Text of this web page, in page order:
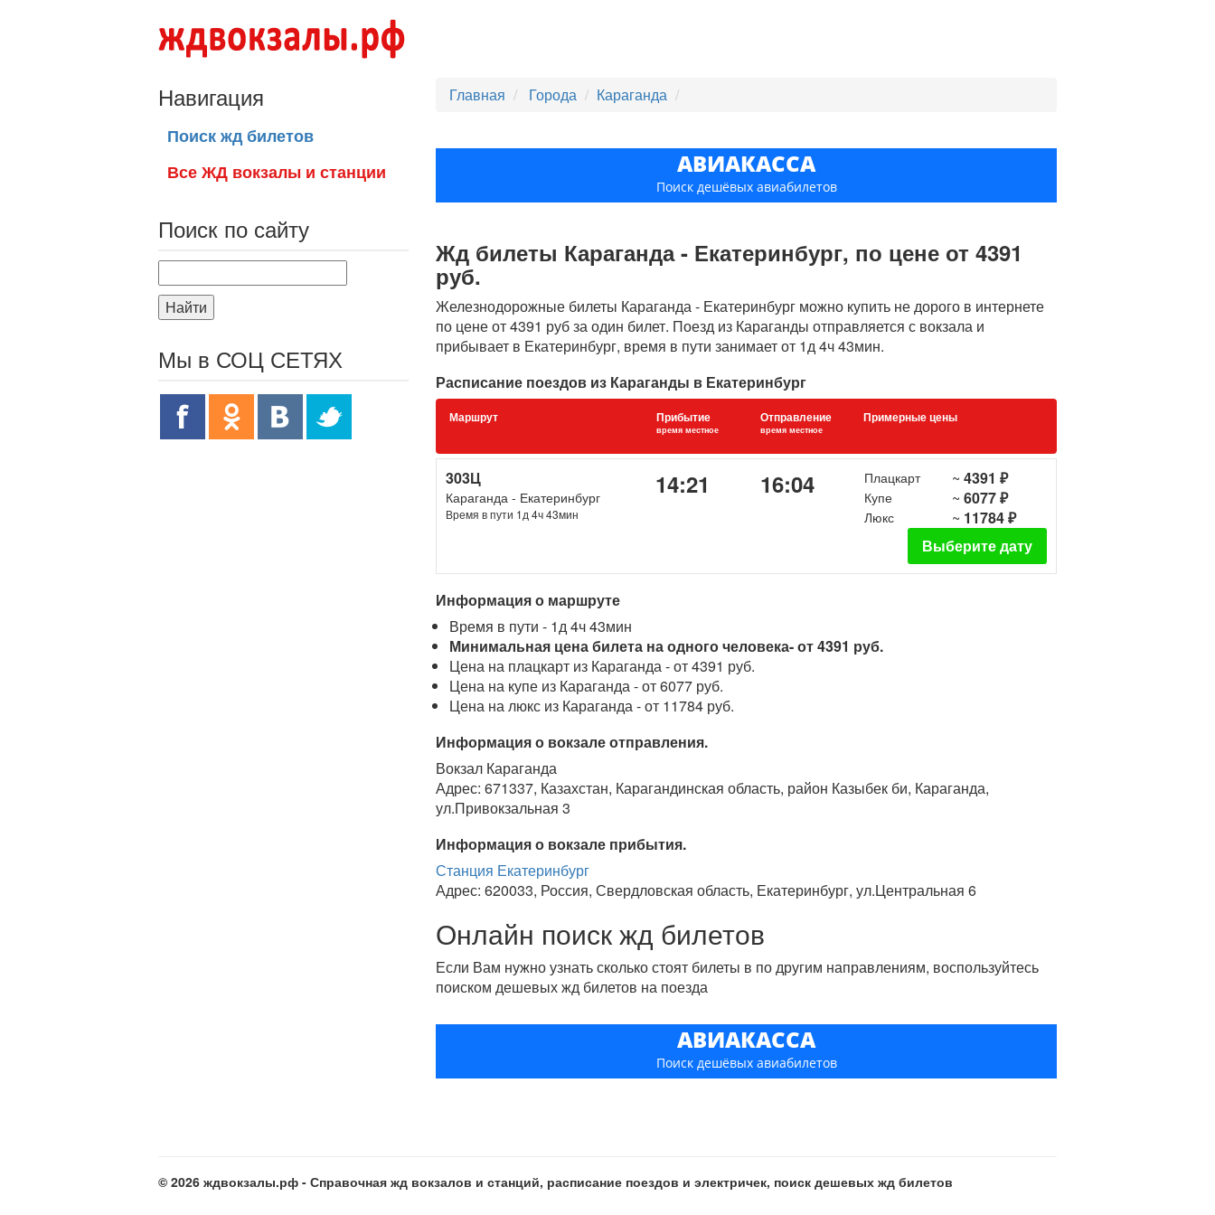
Главная Города Караганда
АВИАКАССА
Поиск дешёвых авиабилетов
Жд билеты Караганда - Екатеринбург, по цене от 4391
руб.
Железнодорожные билеты Караганда - Екатеринбург можно купить не дорого в интернете
по цене от 4391 руб за один билет. Поезд из Караганды отправляется с вокзала и
прибывает в Екатеринбург, время в пути занимает от 1д 4ч 43мин.
Расписание поездов из Караганды в Екатеринбург
Маршрут Прибытие
время местное
Отправление
время местное
Примерные цены
303Ц
Караганда - Екатеринбург
Время в пути 1д 4ч 43мин
14:21 16:04 Плацкарт ~ 4391 ₽
Купе ~ 6077 ₽
Люкс ~ 11784 ₽
Выберите дату
Информация о маршруте
Время в пути - 1д 4ч 43мин
Минимальная цена билета на одного человека- от 4391 руб.
Цена на плацкарт из Караганда - от 4391 руб.
Цена на купе из Караганда - от 6077 руб.
Цена на люкс из Караганда - от 11784 руб.
Информация о вокзале отправления.
Вокзал Караганда
Адрес: 671337, Казахстан, Карагандинская область, район Казыбек би, Караганда,
ул.Привокзальная 3
Информация о вокзале прибытия.
Станция Екатеринбург
Адрес: 620033, Россия, Свердловская область, Екатеринбург, ул.Центральная 6
Онлайн поиск жд билетов
Если Вам нужно узнать сколько стоят билеты в по другим направлениям, воспользуйтесь
поиском дешевых жд билетов на поезда
АВИАКАССА
Поиск дешёвых авиабилетов
Навигация
Поиск жд билетов
Все ЖД вокзалы и станции
Поиск по сайту
Найти
Мы в СОЦ СЕТЯХ
© 2026 ждвокзалы.рф - Справочная жд вокзалов и станций, расписание поездов и электричек, поиск дешевых жд билетов